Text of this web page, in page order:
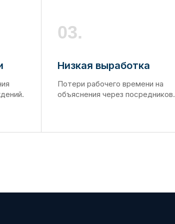
03.
Низкая выработка
Потери рабочего времени на
объяснения через посредников.